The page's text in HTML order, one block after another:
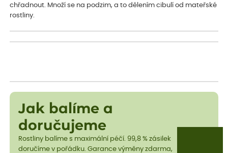
chřadnout. Množí se na podzim, a to dělením cibulí od mateřské
rostliny.
Jak balíme a
doručujeme
Rostliny balíme s maximální péčí. 99,8 % zásilek
doručíme v pořádku. Garance výměny zdarma,